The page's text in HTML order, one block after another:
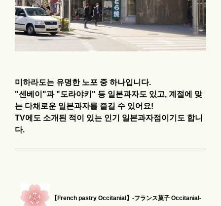
미하라도는 유명한 노포 중 하나입니다.
"센베이"과 "도라야키" 등 일본과자도 있고, 계절에 맞
는 다채로운 일본과자를 즐길 수 있어요!
TV에도 소개된 적이 있는 인기 일본과자점이기도 합니
다.
【French pastry Occitanial】-フランス菓子 Occitanial-